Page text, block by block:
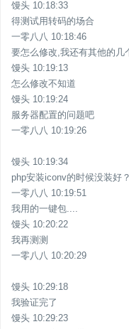
馒头 10:18:33
得测试用转码的场合
一零八八 10:18:46
要怎么修改,我还有其他的几
馒头 10:19:13
怎么修改不知道
馒头 10:19:24
服务器配置的问题吧
一零八八 10:19:26
馒头 10:19:34
php安装iconv的时候没装好？
一零八八 10:19:51
我用的一键包....
馒头 10:20:22
我再测测
一零八八 10:20:29
馒头 10:29:18
我验证完了
馒头 10:29:23